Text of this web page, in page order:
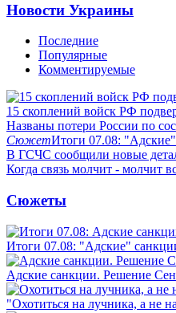
Новости Украины
Последние
Популярные
Комментируемые
15 скоплений войск РФ
Названы потери России по
СюжетИтоги 07.08:
В ГСЧС сообщили новые
Когда связь молчит - молчит
Сюжеты
Итоги 07.08: "Адские"
Адские санкции. Решение
"Охотиться на лучника, а не